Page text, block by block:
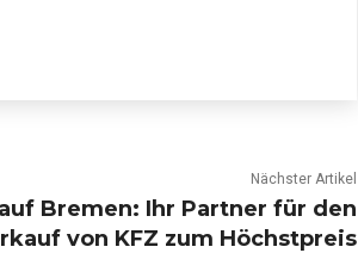
Nächster Artikel
Bremen: Ihr Partner für den
von KFZ zum Höchstpreis